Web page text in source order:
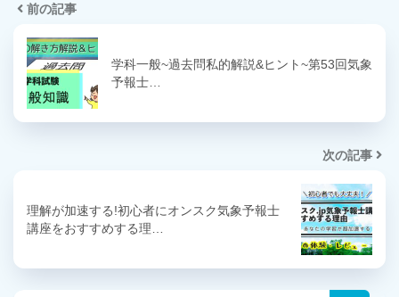
前の記事
学科一般~過去問私的解説&ヒント~第53回気象
予報士…
次の記事
理解が加速する!初心者にオンスク気象予報士
講座をおすすめする理…